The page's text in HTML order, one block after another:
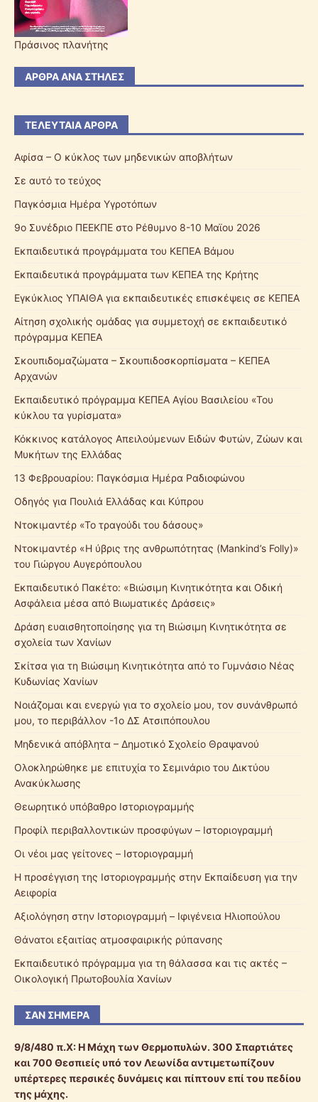
Πράσινος πλανήτης
ΆΡΘΡΑ ΑΝΆ ΣΤΉΛΕΣ
ΤΕΛΕΥΤΑΊΑ ΆΡΘΡΑ
Αφίσα – Ο κύκλος των μηδενικών αποβλήτων
Σε αυτό το τεύχος
Παγκόσμια Ημέρα Υγροτόπων
9ο Συνέδριο ΠΕΕΚΠΕ στο Ρέθυμνο 8-10 Μαϊου 2026
Εκπαιδευτικά προγράμματα του ΚΕΠΕΑ Βάμου
Εκπαιδευτικά προγράμματα των ΚΕΠΕΑ της Κρήτης
Εγκύκλιος ΥΠΑΙΘΑ για εκπαιδευτικές επισκέψεις σε ΚΕΠΕΑ
Αίτηση σχολικής ομάδας για συμμετοχή σε εκπαιδευτικό
πρόγραμμα ΚΕΠΕΑ
Σκουπιδομαζώματα – Σκουπιδοσκορπίσματα – ΚΕΠΕΑ
Αρχανών
Εκπαιδευτικό πρόγραμμα ΚΕΠΕΑ Αγίου Βασιλείου «Του
κύκλου τα γυρίσματα»
Κόκκινος κατάλογος Απειλούμενων Ειδών Φυτών, Ζώων και
Μυκήτων της Ελλάδας
13 Φεβρουαρίου: Παγκόσμια Ημέρα Ραδιοφώνου
Οδηγός για Πουλιά Ελλάδας και Κύπρου
Ντοκιμαντέρ «Το τραγούδι του δάσους»
Ντοκιμαντέρ «Η ύβρις της ανθρωπότητας (Mankind’s Folly)»
του Γιώργου Αυγερόπουλου
Εκπαιδευτικό Πακέτο: «Βιώσιμη Κινητικότητα και Οδική
Ασφάλεια μέσα από Βιωματικές Δράσεις»
Δράση ευαισθητοποίησης για τη Βιώσιμη Κινητικότητα σε
σχολεία των Χανίων
Σκίτσα για τη Βιώσιμη Κινητικότητα από το Γυμνάσιο Νέας
Κυδωνίας Χανίων
Νοιάζομαι και ενεργώ για το σχολείο μου, τον συνάνθρωπό
μου, το περιβάλλον -1ο ΔΣ Ατσιπόπουλου
Μηδενικά απόβλητα – Δημοτικό Σχολείο Θραψανού
Ολοκληρώθηκε με επιτυχία το Σεμινάριο του Δικτύου
Ανακύκλωσης
Θεωρητικό υπόβαθρο Ιστοριογραμμής
Προφίλ περιβαλλοντικών προσφύγων – Ιστοριογραμμή
Οι νέοι μας γείτονες – Ιστοριογραμμή
Η προσέγγιση της Ιστοριογραμμής στην Εκπαίδευση για την
Αειφορία
Αξιολόγηση στην Ιστοριογραμμή – Ιφιγένεια Ηλιοπούλου
Θάνατοι εξαιτίας ατμοσφαιρικής ρύπανσης
Εκπαιδευτικό πρόγραμμα για τη θάλασσα και τις ακτές –
Οικολογική Πρωτοβουλία Χανίων
ΣΑΝ ΣΉΜΕΡΑ
9/8/480 π.Χ:Η Μάχη των Θερμοπυλών. 300 Σπαρτιάτες
και 700 Θεσπιείς υπό τον Λεωνίδα αντιμετωπίζουν
υπέρτερες περσικές δυνάμεις και πίπτουν επί του πεδίου
της μάχης.